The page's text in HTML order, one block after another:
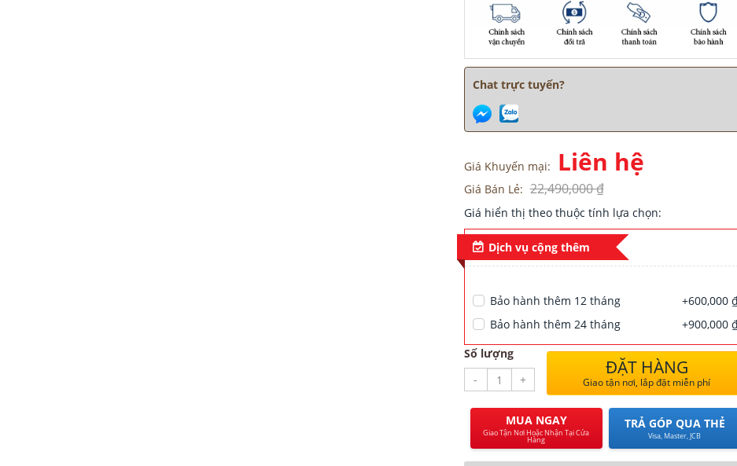
Chat trực tuyến?
Giá Khuyến mại: Liên hệ
Giá Bán Lẻ: 22,490,000 ₫
Giá hiển thị theo thuộc tính lựa chọn:
Dịch vụ cộng thêm
Bảo hành thêm 12 tháng
+600,000
Bảo hành thêm 24 tháng
+900,000
Số lượng
-
+
ĐẶT HÀNG
Giao tận nơi, lắp đặt miễn phí
MUA NGAY
Giao Tận Nơi Hoặc Nhận Tại Cửa
Hàng
TRẢ GÓP QUA THẺ
Visa, Master, JCB